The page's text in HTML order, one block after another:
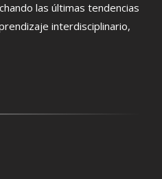
las últimas tendencias
interdisciplinario,